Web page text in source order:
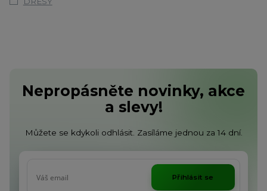
Nepropásněte novinky, akce
a slevy!
Můžete se kdykoli odhlásit. Zasíláme jednou za 14 dní.
Přihlásit se